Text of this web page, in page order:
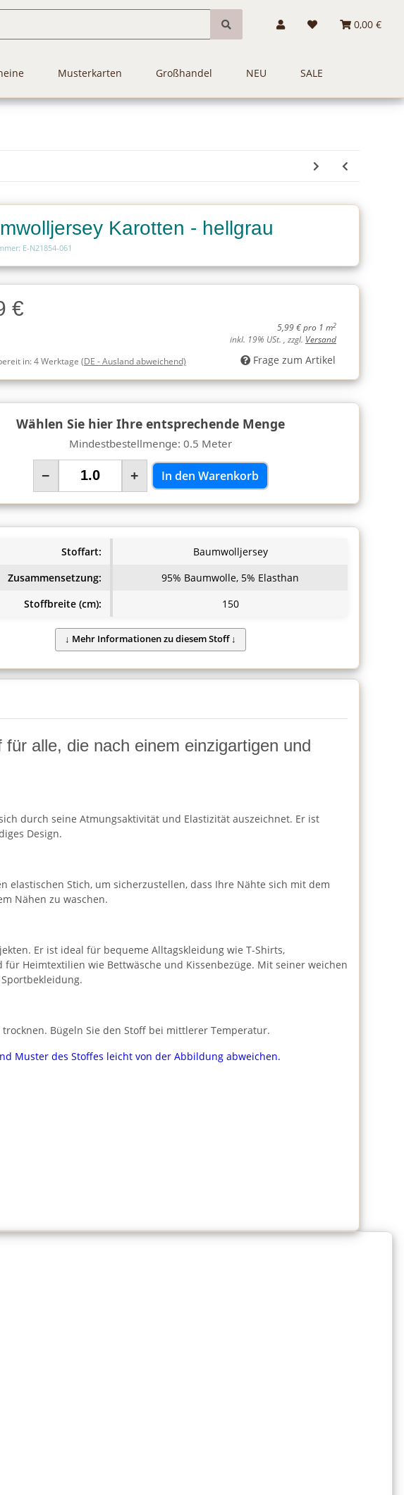
0,00 €
Musterkarten Großhandel NEU SALE
Karotten - hellgrau
E-N21854-061
€
5,99 € pro 1 m2
inkl. 19% USt. , zzgl. Versand
in:4 Werktage (DE - Ausland abweichend) Frage zum Artikel
Wählen Sie hier Ihre entsprechende Menge
Mindestbestellmenge: 0.5 Meter
− + In den Warenkorb
Stoffart:
Baumwolljersey
Zusammensetzung:
95% Baumwolle, 5% Elasthan
Stoffbreite (cm):
150
alle, die nach einem einzigartigen und
durch seine Atmungsaktivität und Elastizität auszeichnet. Er ist
Design.
elastischen Stich, um sicherzustellen, dass Ihre Nähte sich mit dem
Nähen zu waschen.
Er ist ideal für bequeme Alltagskleidung wie T-Shirts,
Heimtextilien wie Bettwäsche und Kissenbezüge. Mit seiner weichen
Bügeln Sie den Stoff bei mittlerer Temperatur.
Muster des Stoffes leicht von der Abbildung abweichen.